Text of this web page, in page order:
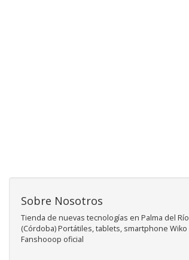
Sobre Nosotros
Tienda de nuevas tecnologías en Palma del Río
(Córdoba) Portátiles, tablets, smartphone Wiko
Fanshooop oficial